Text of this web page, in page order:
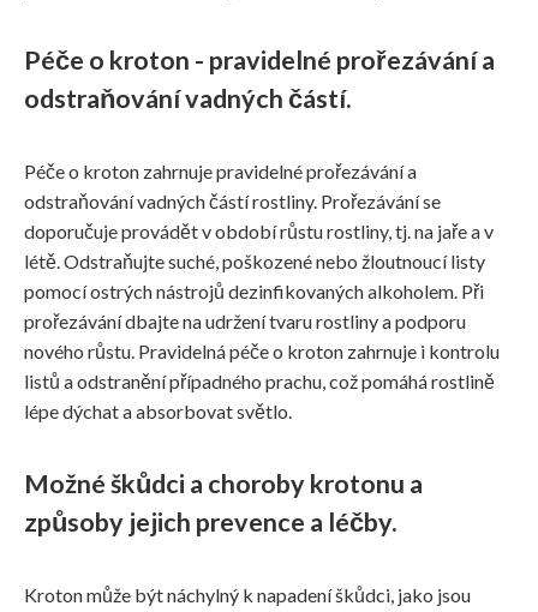
Péče o kroton - pravidelné prořezávání a
odstraňování vadných částí.
Péče o kroton zahrnuje pravidelné prořezávání a
odstraňování vadných částí rostliny. Prořezávání se
doporučuje provádět v období růstu rostliny, tj. na jaře a v
létě. Odstraňujte suché, poškozené nebo žloutnoucí listy
pomocí ostrých nástrojů dezinfikovaných alkoholem. Při
prořezávání dbajte na udržení tvaru rostliny a podporu
nového růstu. Pravidelná péče o kroton zahrnuje i kontrolu
listů a odstranění případného prachu, což pomáhá rostlině
lépe dýchat a absorbovat světlo.
Možné škůdci a choroby krotonu a
způsoby jejich prevence a léčby.
Kroton může být náchylný k napadení škůdci, jako jsou